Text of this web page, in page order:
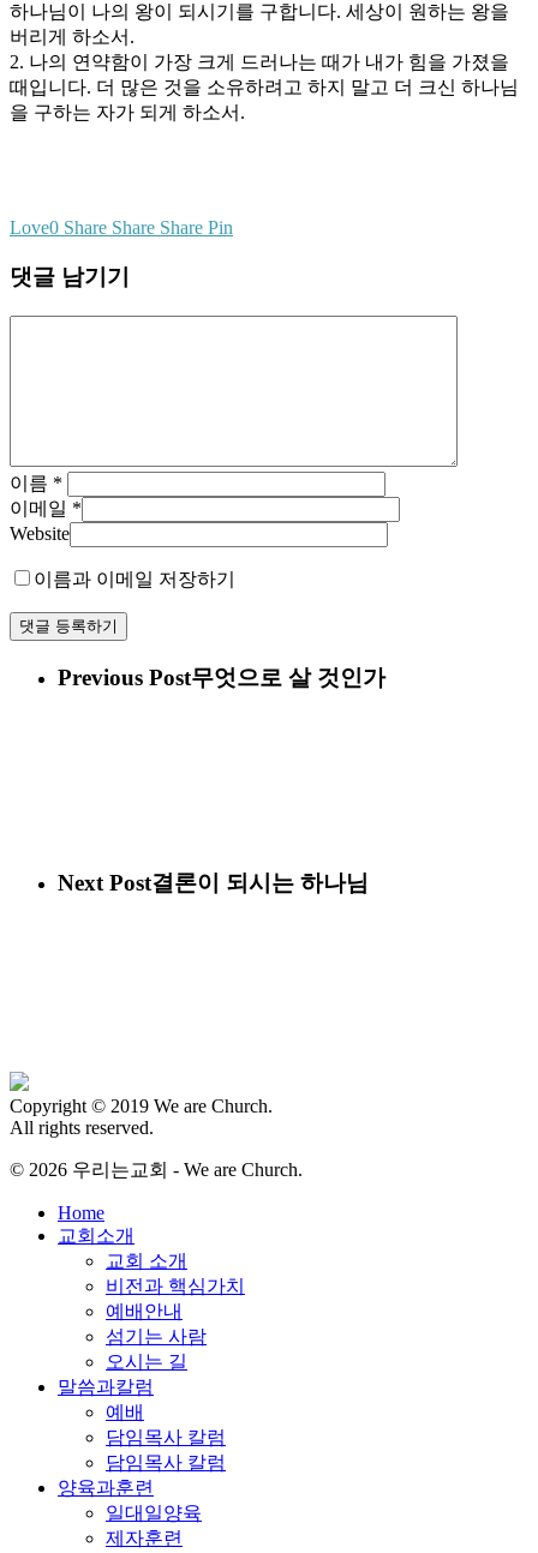
하나님이 나의 왕이 되시기를 구합니다. 세상이 원하는 왕을
버리게 하소서.
2. 나의 연약함이 가장 크게 드러나는 때가 내가 힘을 가졌을
때입니다. 더 많은 것을 소유하려고 하지 말고 더 크신 하나님
을 구하는 자가 되게 하소서.
Love0 Share Share Share Pin
댓글 남기기
이름 *
이메일 *
Website
이름과 이메일 저장하기
Previous Post무엇으로 살 것인가
Next Post결론이 되시는 하나님
Copyright © 2019 We are Church.
All rights reserved.
© 2026 우리는교회 - We are Church.
Close
Menu
Home
교회소개
교회 소개
비전과 핵심가치
예배안내
섬기는 사람
오시는 길
말씀과칼럼
예배
담임목사 칼럼
담임목사 칼럼
양육과훈련
일대일양육
제자훈련